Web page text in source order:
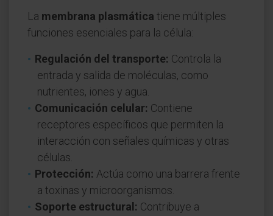
La membrana plasmática tiene múltiples
funciones esenciales para la célula:
Regulación del transporte: Controla la
entrada y salida de moléculas, como
nutrientes, iones y agua.
Comunicación celular: Contiene
receptores específicos que permiten la
interacción con señales químicas y otras
células.
Protección: Actúa como una barrera frente
a toxinas y microorganismos.
Soporte estructural: Contribuye a